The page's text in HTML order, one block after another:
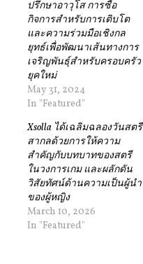
ปรึกษาอาวุโส การซื้อ
กิจการสำหรับการเติบโต
และความร่วมมือเชิงกล
ยุทธ์เพื่อพัฒนาเส้นทางการ
เจริญพันธุ์สำหรับครอบครัว
ยุคใหม่
May 31, 2024
In "Featured"
Xsolla ได้เฉลิมฉลองวันสตรี
สากลด้วยการให้ความ
สำคัญกับบทบาทของสตรี
ในวงการเกม และผลักดัน
วิสัยทัศน์ด้านความเป็นผู้นำ
ของผู้หญิง
March 10, 2026
In "Featured"